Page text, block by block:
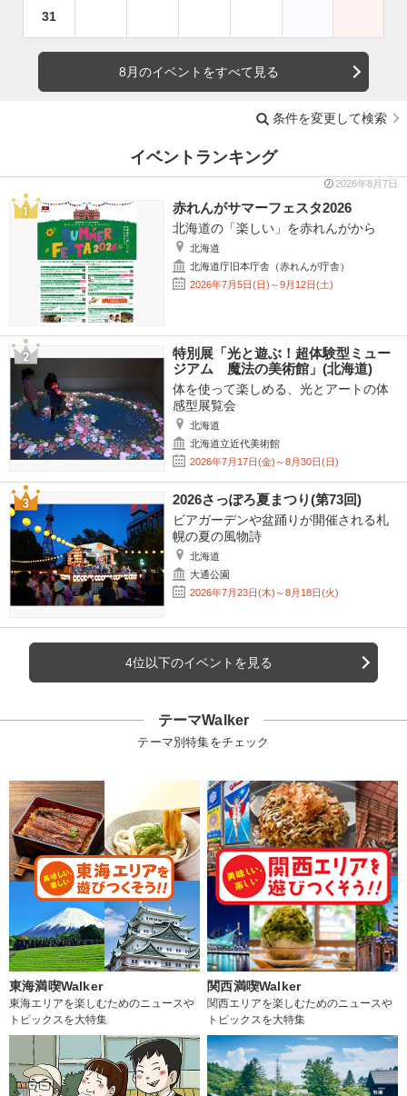
31
8月のイベントをすべて見る
条件を変更して検索
イベントランキング
2026年8月7日
赤れんがサマーフェスタ2026
北海道の「楽しい」を赤れんがから
北海道
北海道庁旧本庁舎（赤れんが庁舎）
2026年7月5日(日)～9月12日(土)
特別展「光と遊ぶ！超体験型ミュー
ジアム 魔法の美術館」(北海道)
体を使って楽しめる、光とアートの体
感型展覧会
北海道
北海道立近代美術館
2026年7月17日(金)～8月30日(日)
2026さっぽろ夏まつり(第73回)
ビアガーデンや盆踊りが開催される札
幌の夏の風物詩
北海道
大通公園
2026年7月23日(木)～8月18日(火)
4位以下のイベントを見る
テーマWalker
テーマ別特集をチェック
東海満喫Walker
東海エリアを楽しむためのニュースや
トピックスを大特集
関西満喫Walker
関西エリアを楽しむためのニュースや
トピックスを大特集